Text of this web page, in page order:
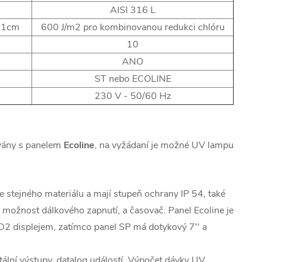
AISI 316 L
600 J/m2 pro kombinovanou redukci chlóru
10
ANO
ST nebo ECOLINE
230 V - 50/60 Hz
s panelem Ecoline, na vyžádaní je možné UV lampu
stejného materiálu a mají stupeň ochrany IP 54, také
dálkového zapnutí, a časovač. Panel Ecoline je
displejem, zatímco panel SP má dotykový 7'' a